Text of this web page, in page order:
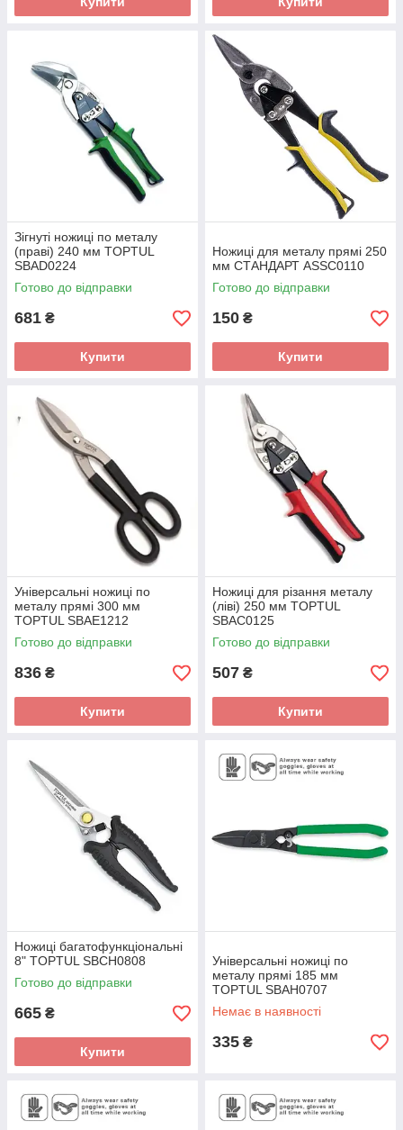
Зігнуті ножиці по металу
(праві) 240 мм TOPTUL
SBAD0224
Готово до відправки
681 ₴
Купити
Ножиці для металу прямі 250
мм СТАНДАРТ ASSC0110
Готово до відправки
150 ₴
Купити
Універсальні ножиці по
металу прямі 300 мм
TOPTUL SBAE1212
Готово до відправки
836 ₴
Купити
Ножиці для різання металу
(ліві) 250 мм TOPTUL
SBAC0125
Готово до відправки
507 ₴
Купити
Ножиці багатофункціональні
8" TOPTUL SBCH0808
Готово до відправки
665 ₴
Купити
Універсальні ножиці по
металу прямі 185 мм
TOPTUL SBAH0707
Немає в наявності
335 ₴